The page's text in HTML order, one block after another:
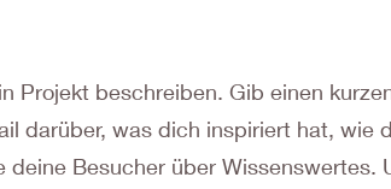
Projekt beschreiben. Gib einen
darüber, was dich inspiriert hat, wie
deine Besucher über Wissenswertes.